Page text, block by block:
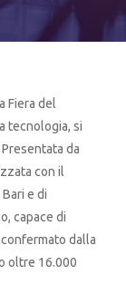
Fiera del
tecnologia, si
Presentata da
con il
e di
capace di
dalla
oltre 16.000